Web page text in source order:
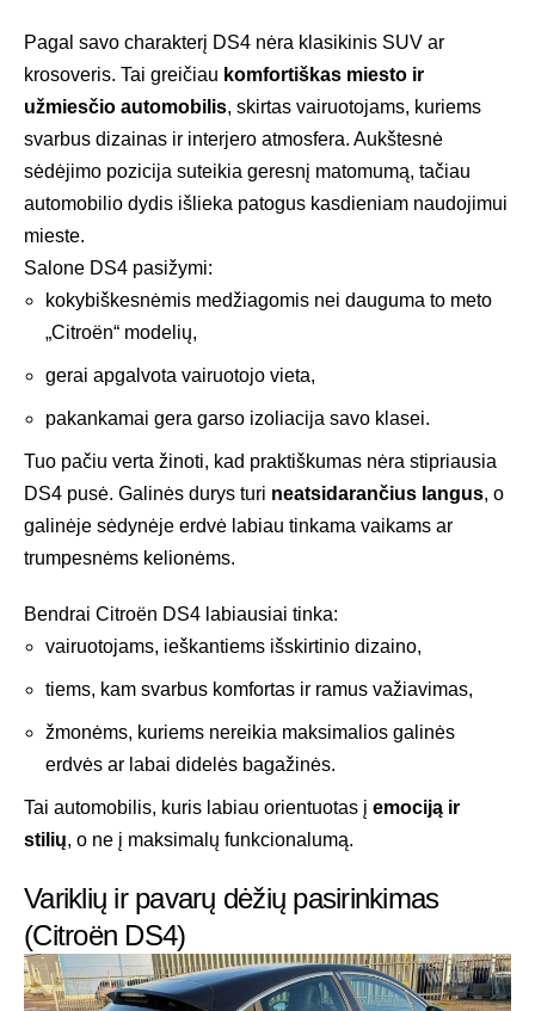
Pagal savo charakterį DS4 nėra klasikinis SUV ar
krosoveris. Tai greičiau komfortiškas miesto ir
užmiesčio automobilis, skirtas vairuotojams, kuriems
svarbus dizainas ir interjero atmosfera. Aukštesnė
sėdėjimo pozicija suteikia geresnį matomumą, tačiau
automobilio dydis išlieka patogus kasdieniam naudojimui
mieste.
Salone DS4 pasižymi:
kokybiškesnėmis medžiagomis nei dauguma to meto
„Citroën“ modelių,
gerai apgalvota vairuotojo vieta,
pakankamai gera garso izoliacija savo klasei.
Tuo pačiu verta žinoti, kad praktiškumas nėra stipriausia
DS4 pusė. Galinės durys turi neatsidarančius langus, o
galinėje sėdynėje erdvė labiau tinkama vaikams ar
trumpesnėms kelionėms.
Bendrai Citroën DS4 labiausiai tinka:
vairuotojams, ieškantiems išskirtinio dizaino,
tiems, kam svarbus komfortas ir ramus važiavimas,
žmonėms, kuriems nereikia maksimalios galinės
erdvės ar labai didelės bagažinės.
Tai automobilis, kuris labiau orientuotas į emociją ir
stilių, o ne į maksimalų funkcionalumą.
Variklių ir pavarų dėžių pasirinkimas
(Citroën DS4)